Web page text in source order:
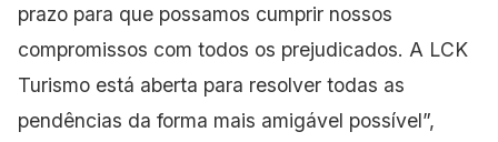
prazo para que possamos cumprir nossos
compromissos com todos os prejudicados. A LCK
Turismo está aberta para resolver todas as
pendências da forma mais amigável possível”,